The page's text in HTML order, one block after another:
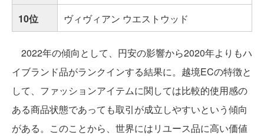
10位
ヴィヴィアン ウエストウッド
2022年の傾向として、円安の影響から2020年よりもハ
イブランド品がランクインする結果に。越境ECの特徴と
して、ファッションアイテムに関しては比較的使用感の
ある商品状態であっても取引が成立しやすいという傾向
がある。このことから、世界にはリユース品に高い価値